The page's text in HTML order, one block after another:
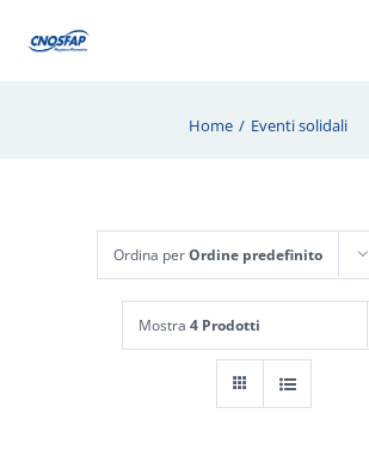
Home
Informazioni
Sedi e contatti
Home Eventi solidali
Ordina perOrdine predefinito
Mostra 4 Prodotti